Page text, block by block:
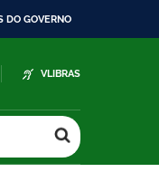
DO GOVERNO
VLIBRAS